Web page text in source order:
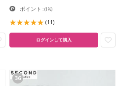
ポイント :(1%)
(11)
ログインして購入
36